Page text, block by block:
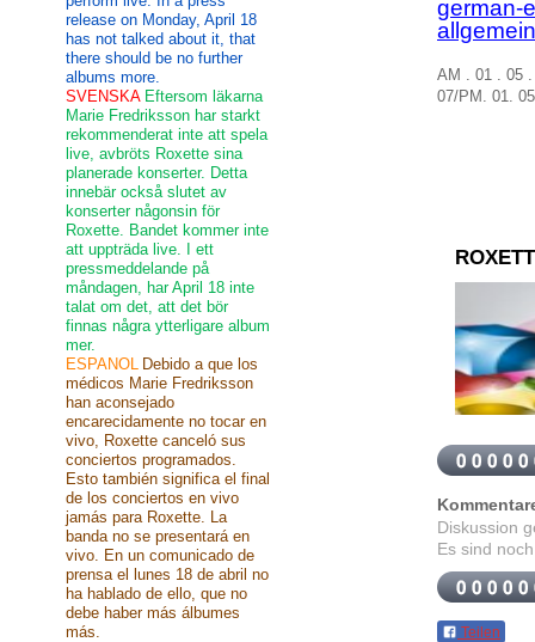
german-
AM . 01 . 05
07/PM 01
Diskussion
Es sind
Teilen
release on Monday, April 18
has not talked about it, that
there should be no further
albums more.
SVENSKA Eftersom läkarna
Marie Fredriksson har starkt
rekommenderat inte att spela
live, avbröts Roxette sina
planerade konserter. Detta
innebär också slutet av
konserter någonsin för
Roxette. Bandet kommer inte
att uppträda live. I ett
pressmeddelande på
måndagen, har April 18 inte
talat om det, att det bör
finnas några ytterligare album
mer.
ESPANOL Debido a que los
médicos Marie Fredriksson
han aconsejado
encarecidamente no tocar en
vivo, Roxette canceló sus
conciertos programados.
Esto también significa el final
de los conciertos en vivo
jamás para Roxette. La
banda no se presentará en
vivo. En un comunicado de
prensa el lunes 18 de abril no
ha hablado de ello, que no
debe haber más álbumes
más.